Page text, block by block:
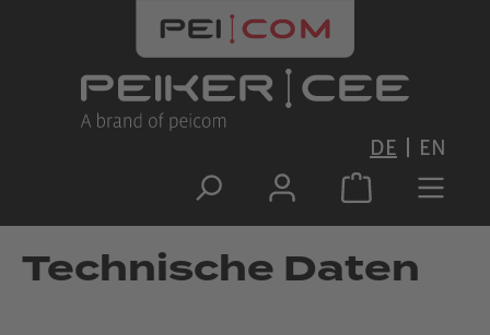
Zum Hauptinhalt springen
DE EN
Technische Daten